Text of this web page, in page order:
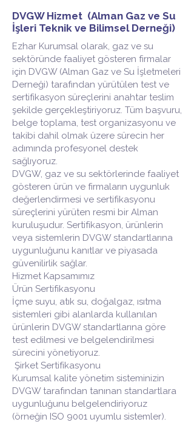
DVGW Hizmet (Alman Gaz ve Su
İşleri Teknik ve Bilimsel Derneği)
Ezhar Kurumsal olarak, gaz ve su
sektöründe faaliyet gösteren firmalar
için DVGW (Alman Gaz ve Su İşletmeleri
Derneği) tarafından yürütülen test ve
sertifikasyon süreçlerini anahtar teslim
şekilde gerçekleştiriyoruz. Tüm başvuru,
belge toplama, test organizasyonu ve
takibi dahil olmak üzere sürecin her
adımında profesyonel destek
sağlıyoruz.
DVGW, gaz ve su sektörlerinde faaliyet
gösteren ürün ve firmaların uygunluk
değerlendirmesi ve sertifikasyonu
süreçlerini yürüten resmi bir Alman
kuruluşudur. Sertifikasyon, ürünlerin
veya sistemlerin DVGW standartlarına
uygunluğunu kanıtlar ve piyasada
güvenilirlik sağlar.
Hizmet Kapsamımız
Ürün Sertifikasyonu
İçme suyu, atık su, doğalgaz, ısıtma
sistemleri gibi alanlarda kullanılan
ürünlerin DVGW standartlarına göre
test edilmesi ve belgelendirilmesi
sürecini yönetiyoruz.
Şirket Sertifikasyonu
Kurumsal kalite yönetim sisteminizin
DVGW tarafından tanınan standartlara
uygunluğunu belgelendiriyoruz
(örneğin ISO 9001 uyumlu sistemler).